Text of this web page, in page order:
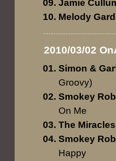
Jamie
Melody
2010/03/02
Simon &
Groovy)
Smokey
On Me
The Miracles
Smokey
Happy